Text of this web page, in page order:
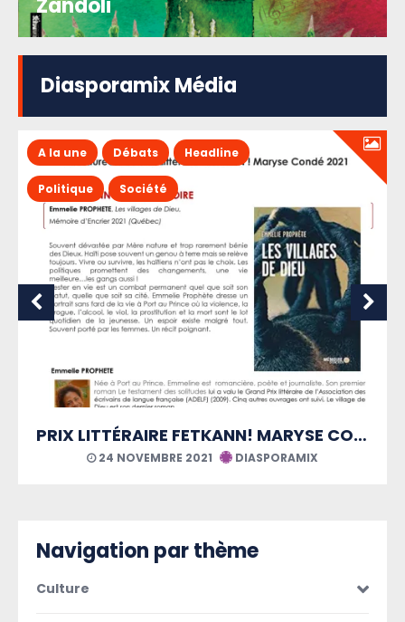
Zandoli
Diasporamix Média
PRIX LITTÉRAIRE FETKANN! MARYSE CONDÉ
A la une Débats Headline
Politique Société
21 AOÛT 2021 DIASPORAMIX
Navigation par thème
Culture